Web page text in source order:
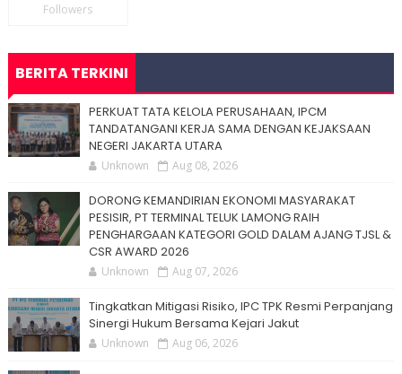
Followers
BERITA TERKINI
PERKUAT TATA KELOLA PERUSAHAAN, IPCM
TANDATANGANI KERJA SAMA DENGAN KEJAKSAAN
NEGERI JAKARTA UTARA
Unknown Aug 08, 2026
DORONG KEMANDIRIAN EKONOMI MASYARAKAT
PESISIR, PT TERMINAL TELUK LAMONG RAIH
PENGHARGAAN KATEGORI GOLD DALAM AJANG TJSL &
CSR AWARD 2026
Unknown Aug 07, 2026
Tingkatkan Mitigasi Risiko, IPC TPK Resmi Perpanjang
Sinergi Hukum Bersama Kejari Jakut
Unknown Aug 06, 2026